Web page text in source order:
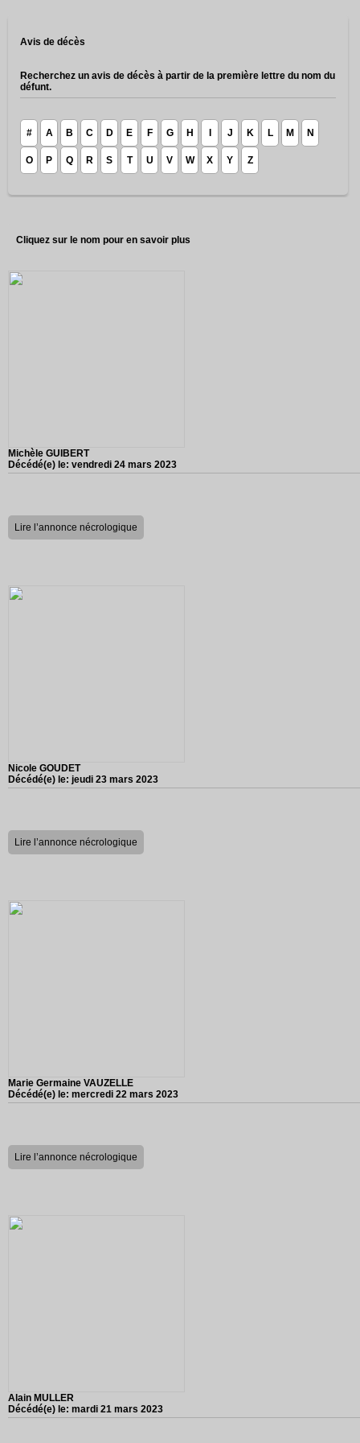
Avis de décès
Recherchez un avis de décès à partir de la première lettre du nom du
défunt.
# A B C D E F G H J K L M N
O P Q R S T U V W X Y Z
Cliquez sur le nom pour en savoir plus
Michèle GUIBERT
Décédé(e) le: vendredi 24 mars 2023
Lire l’annonce nécrologique
Nicole GOUDET
Décédé(e) le: jeudi 23 mars 2023
Lire l’annonce nécrologique
Marie Germaine VAUZELLE
Décédé(e) le: mercredi 22 mars 2023
Lire l’annonce nécrologique
Alain MULLER
Décédé(e) le: mardi 21 mars 2023